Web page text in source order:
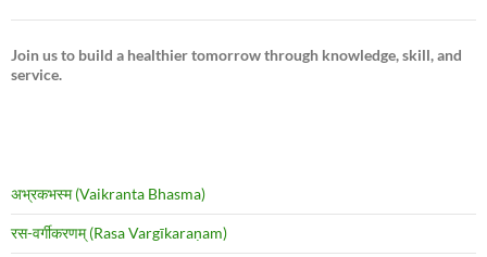
Join us to build a healthier tomorrow through knowledge, skill, and
service.
अभ्रकभस्म (Vaikranta Bhasma)
रस-वर्गीकरणम् (Rasa Vargīkaraṇam)